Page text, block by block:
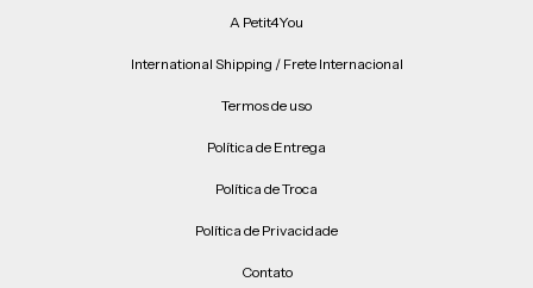
A Petit4You
International Shipping / Frete Internacional
Termos de uso
Política de Entrega
Política de Troca
Política de Privacidade
Contato